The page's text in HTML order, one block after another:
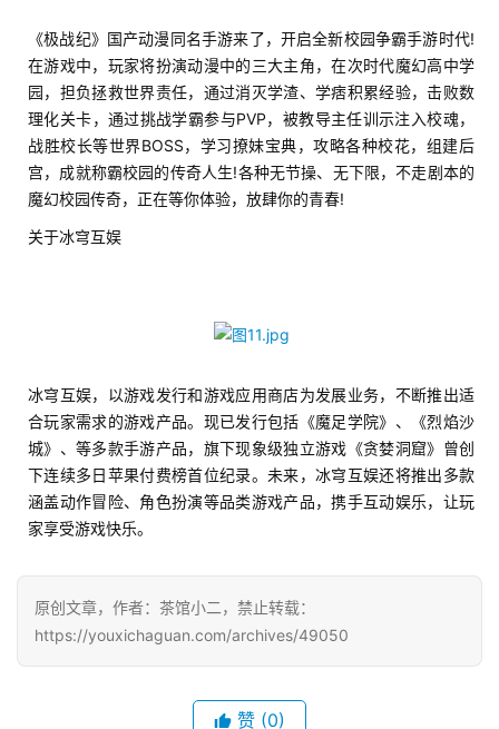
月
3
0
日
游
茶
上
海
站
中
国
《极战纪》国产动漫同名手游来了，开启全新校园争霸手游时代!
在游戏中，玩家将扮演动漫中的三大主角，在次时代魔幻高中学
园，担负拯救世界责任，通过消灭学渣、学痞积累经验，击败数
理化关卡，通过挑战学霸参与PVP，被教导主任训示注入校魂，
战胜校长等世界BOSS，学习撩妹宝典，攻略各种校花，组建后
宫，成就称霸校园的传奇人生!各种无节操、无下限，不走剧本的
魔幻校园传奇，正在等你体验，放肆你的青春!
关于冰穹互娱
冰穹互娱，以游戏发行和游戏应用商店为发展业务，不断推出适
合玩家需求的游戏产品。现已发行包括《魔足学院》、《烈焰沙
城》、等多款手游产品，旗下现象级独立游戏《贪婪洞窟》曾创
下连续多日苹果付费榜首位纪录。未来，冰穹互娱还将推出多款
涵盖动作冒险、角色扮演等品类游戏产品，携手互动娱乐，让玩
家享受游戏快乐。
原创文章，作者：茶馆小二，禁止转载：
https://youxichaguan.com/archives/49050
赞 (0)